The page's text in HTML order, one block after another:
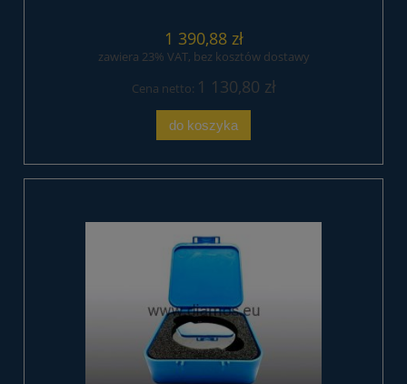
1 390,88 zł
zawiera 23% VAT, bez kosztów dostawy
Cena netto: 1 130,80 zł
do koszyka